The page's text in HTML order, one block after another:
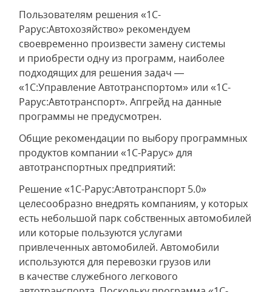
Пользователям решения «1С-
Рарус:Автохозяйство» рекомендуем
своевременно произвести замену системы
и приобрести одну из программ, наиболее
подходящих для решения задач —
«1С:Управление Автотранспортом» или «1С-
Рарус:Автотранспорт». Апгрейд на данные
программы не предусмотрен.
Общие рекомендации по выбору программных
продуктов компании «1С-Рарус» для
автотранспортных предприятий:
Решение «1С-Рарус:Автотранспорт 5.0»
целесообразно внедрять компаниям, у которых
есть небольшой парк собственных автомобилей
или которые пользуются услугами
привлеченных автомобилей. Автомобили
используются для перевозки грузов или
в качестве служебного легкового